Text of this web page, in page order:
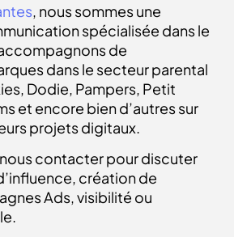
, nous sommes une
spécialisée dans le
de
dans le secteur parental
Dodie, Pampers, Petit
et encore bien d’autres sur
projets digitaux.
nous contacter pour discuter
création de
Ads, visibilité ou